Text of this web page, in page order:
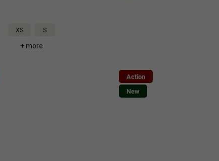
XS S
+ more
Action
New